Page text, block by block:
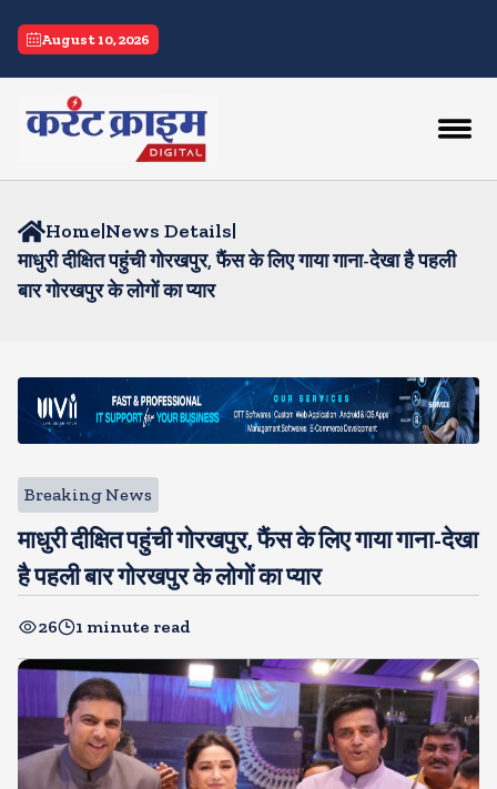
August 10, 2026
Home|News Details|
माधुरी दीक्षित पहुंची गोरखपुर, फैंस के लिए गाया गाना-देखा है पहली
बार गोरखपुर के लोगों का प्यार
Breaking News
माधुरी दीक्षित पहुंची गोरखपुर, फैंस के लिए गाया गाना-देखा
है पहली बार गोरखपुर के लोगों का प्यार
26 1 minute read